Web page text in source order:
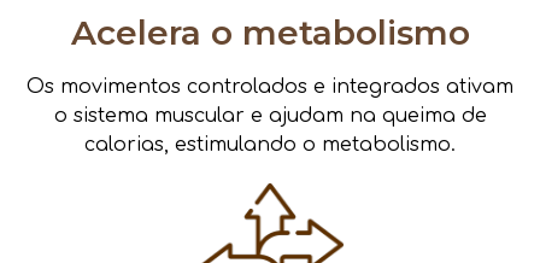
Acelera o metabolismo
Os movimentos controlados e integrados ativam
o sistema muscular e ajudam na queima de
calorias, estimulando o metabolismo.